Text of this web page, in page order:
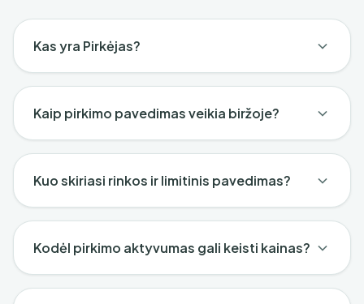
Kas yra Pirkėjas?
Kaip pirkimo pavedimas veikia biržoje?
Kuo skiriasi rinkos ir limitinis pavedimas?
Kodėl pirkimo aktyvumas gali keisti kainas?